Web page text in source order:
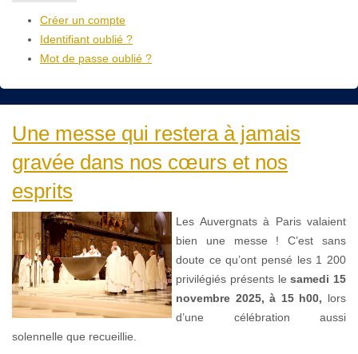
Créer un compte
Identifiant oublié ?
Mot de passe oublié ?
Une messe qui restera à jamais
gravée dans nos cœurs et nos
esprits
Les Auvergnats à Paris valaient
bien une messe ! C’est sans
doute ce qu’ont pensé les 1 200
privilégiés présents lesamedi 15
novembre 2025, à 15 h00, lors
d’une célébration aussi
solennelle que recueillie.